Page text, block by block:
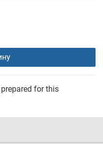
for this